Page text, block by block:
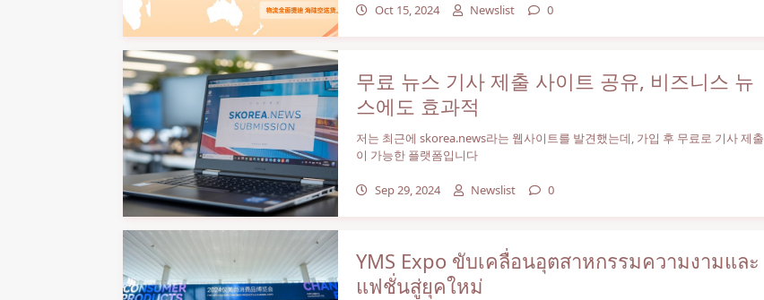
Oct 15, 2024 Newslist 0
무료 뉴스 기사 제출 사이트 공유, 비즈니스 뉴
스에도 효과적
저는 최근에 skorea.news라는 웹사이트를 발견했는데, 가입 후 무료로 기사 제출
이 가능한 플랫폼입니다
Sep 29, 2024 Newslist 0
YMS Expo ขับเคลื่อนอุตสาหกรรมความงามและ
แฟชั่นสู่ยุคใหม่